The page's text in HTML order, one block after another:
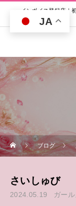
インボイス登録店｜
ブログ
さいしゅび
2024.05.19 ガー
JA